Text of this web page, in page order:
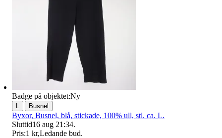
Badge på objektet:Ny
| Busnel
Byxor, Busnel, blå, stickade, 100% ull, stl. ca. L.
Sluttid16 aug 21:34.
Pris:1 kr,Ledande bud.